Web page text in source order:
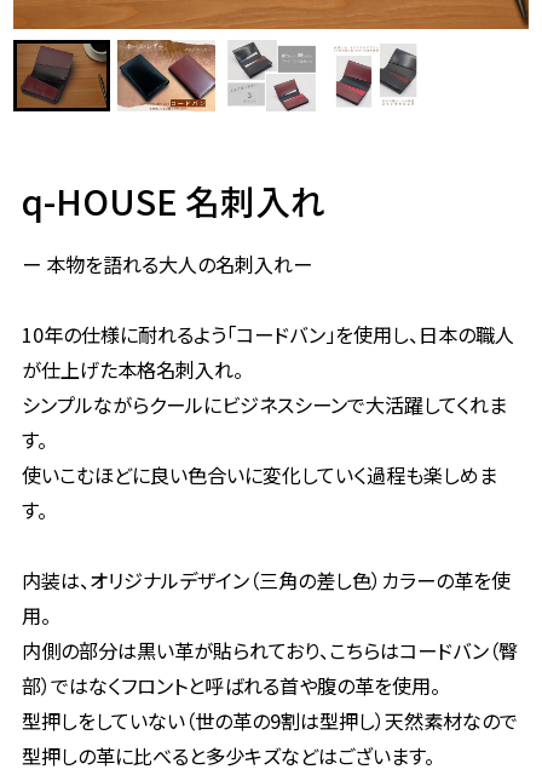
q-HOUSE 名刺入れ
ー 本物を語れる大人の名刺入れー
10年の仕様に耐れるよう「コードバン」を使用し、日本の職人
が仕上げた本格名刺入れ。
シンプルながらクールにビジネスシーンで大活躍してくれま
す。
使いこむほどに良い色合いに変化していく過程も楽しめま
す。
内装は、オリジナルデザイン（三角の差し色）カラーの革を使
用。
内側の部分は黒い革が貼られており、こちらはコードバン（臀
部）ではなくフロントと呼ばれる首や腹の革を使用。
型押しをしていない（世の革の9割は型押し）天然素材なので
型押しの革に比べると多少キズなどはございます。